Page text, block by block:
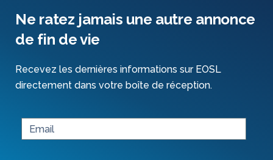
Ne ratez jamais une autre annonce
de fin de vie
Recevez les dernières informations sur EOSL
directement dans votre boîte de réception.